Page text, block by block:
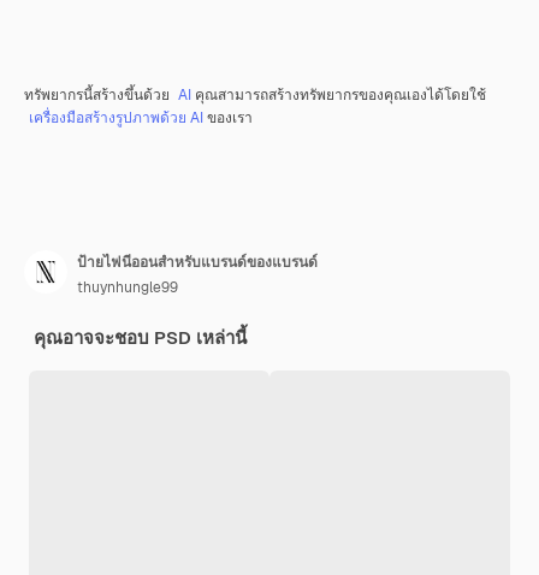
ทรัพยากรนี้สร้างขึ้นด้วย AI คุณสามารถสร้างทรัพยากรของคุณเองได้โดยใช้
เครื่องมือสร้างรูปภาพด้วย AIของเรา
ป้ายไฟนีออนสำหรับแบรนด์ของแบรนด์
thuynhungle99
คุณอาจจะชอบ PSD เหล่านี้